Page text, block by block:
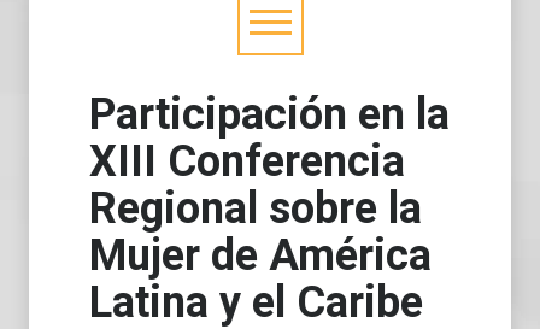
Participación en la
XIII Conferencia
Regional sobre la
Mujer de América
Latina y el Caribe